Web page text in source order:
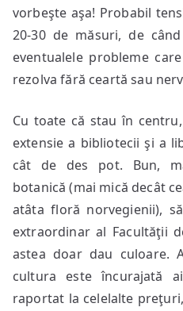
vorbeşte aşa! Probabil
20-30 de măsuri, de
eventualele probleme
rezolva fără ceartă sau
Cu toate că stau în
extensie a bibliotecii şi a
cât de des pot. Bun,
botanică (mai mică decât
atâta floră norvegienii),
extraordinar al Facultăţii
astea doar dau culoare.
cultura este încurajată
raportat la celelalte